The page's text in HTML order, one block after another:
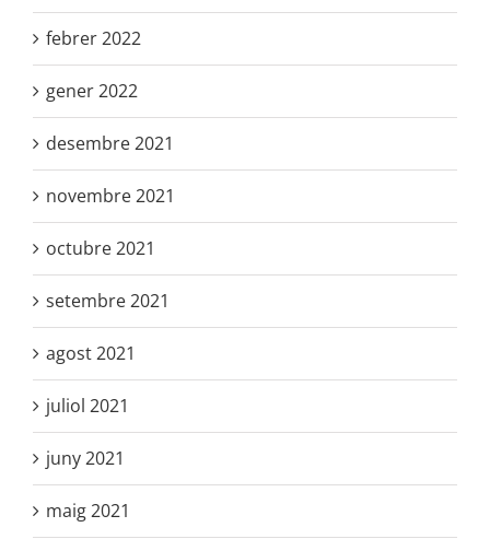
febrer 2022
gener 2022
desembre 2021
novembre 2021
octubre 2021
setembre 2021
agost 2021
juliol 2021
juny 2021
maig 2021